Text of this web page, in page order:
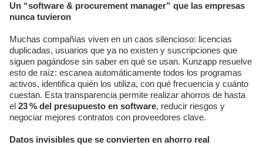
Un “software & procurement manager” que las empresas
nunca tuvieron
Muchas compañías viven en un caos silencioso: licencias
duplicadas, usuarios que ya no existen y suscripciones que
siguen pagándose sin saber en qué se usan. Kunzapp resuelve
esto de raíz: escanea automáticamente todos los programas
activos, identifica quién los utiliza, con qué frecuencia y cuánto
cuestan. Esta transparencia permite realizar ahorros de hasta
el 23 % del presupuesto en software, reducir riesgos y
negociar mejores contratos con proveedores clave.
Datos invisibles que se convierten en ahorro real